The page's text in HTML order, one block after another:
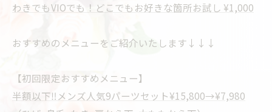
わきでもVIOでも！どこでもお好きな箇所お試し ¥1,000
おすすめのメニューをご紹介いたします↓↓↓
【初回限定おすすめメニュー】
半額以下‼メンズ人気9パーツセット¥15,800→¥7,980